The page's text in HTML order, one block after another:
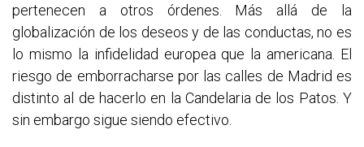
pertenecen a otros órdenes. Más allá de la
globalización de los deseos y de las conductas, no es
lo mismo la infidelidad europea que la americana. El
riesgo de emborracharse por las calles de Madrid es
distinto al de hacerlo en la Candelaria de los Patos. Y
sin embargo sigue siendo efectivo.